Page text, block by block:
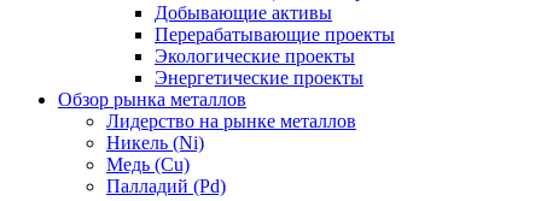
Добывающие активы
Перерабатывающие проекты
Экологические проекты
Энергетические проекты
Обзор рынка металлов
Лидерство на рынке металлов
Никель (Ni)
Медь (Cu)
Палладий (Pd)